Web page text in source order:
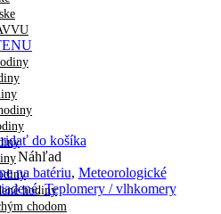
hodiny
chodom
do košíka
Náhľad
na batériu, Meteorologické
,Teplomery / vlhkomery